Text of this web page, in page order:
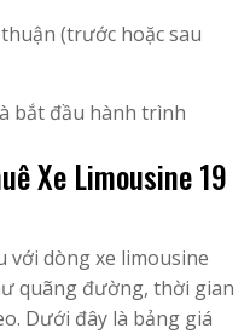
(trước hoặc sau
bắt đầu hành trình
Xe Limousine 19
với dòng xe limousine
quãng đường, thời gian
Dưới đây là bảng giá